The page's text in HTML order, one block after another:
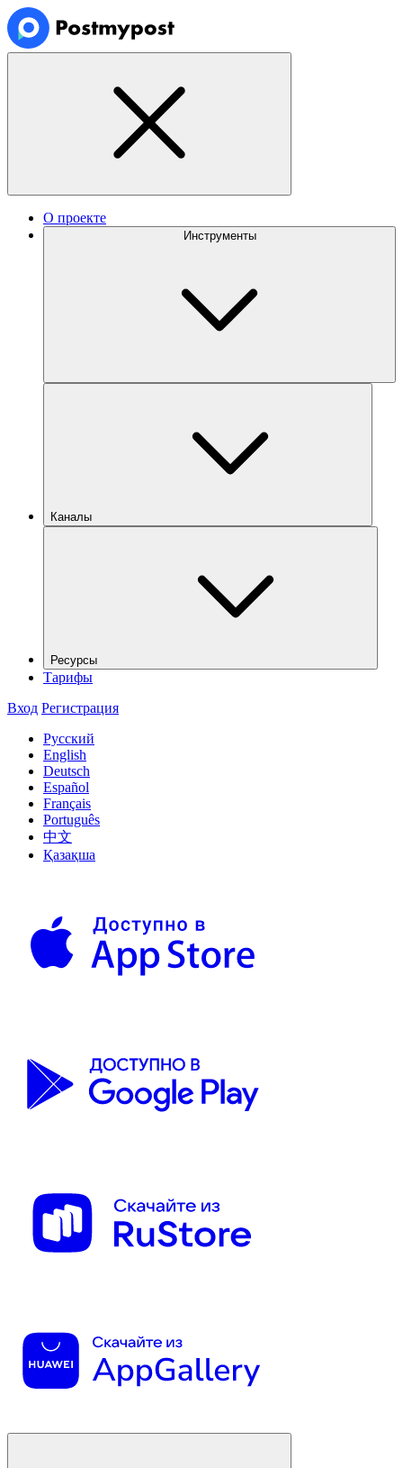
О проекте
Инструменты
Каналы
Ресурсы
Тарифы
Вход Регистрация
Русский
English
Deutsch
Español
Français
Português
中文
Қазақша